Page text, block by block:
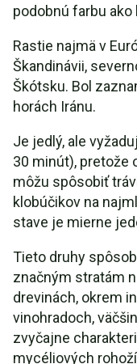
podobnú farbu ako
Rastie najmä v
Škandinávii,
Škótsku. Bol
horách Iránu.
Je jedlý, ale
30 minút), pretože
môžu spôsobiť
klobúčikov na
stave je mierne
Tieto druhy
značným stratám
drevinách, okrem
vinohradoch,
zvyčajne
mycéliových